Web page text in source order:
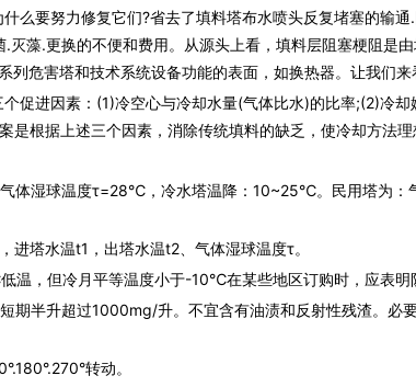
么要努力修复它们?省去了填料塔布水喷头反复堵塞的输
灭藻.更换的不便和费用。从源头上看，填料层阻塞梗阻是
列危害塔和技术系统设备功能的表面，如换热器。让我们来
进因素：(1)冷空心与冷却水量(气体比水)的比率;(2)冷却
是根据上述三个因素，消除传统填料的缺乏，使冷却方法理
体湿球温度τ=28℃，冷水塔温降：10~25℃。民用塔为：
塔水温t1，出塔水温t2、气体湿球温度τ。
但冷月平等温度小于-10℃在某些地区订购时，应表明防
半升超过1000mg/升。不宜含有油渍和反射性残渣。必
转动。